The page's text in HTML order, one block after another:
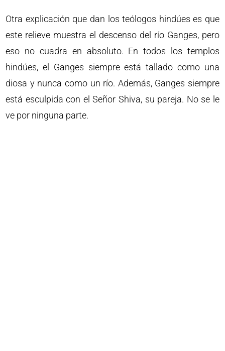
Otra explicación que dan los teólogos hindúes es que
este relieve muestra el descenso del río Ganges, pero
eso no cuadra en absoluto. En todos los templos
hindúes, el Ganges siempre está tallado como una
diosa y nunca como un río. Además, Ganges siempre
está esculpida con el Señor Shiva, su pareja. No se le
ve por ninguna parte.